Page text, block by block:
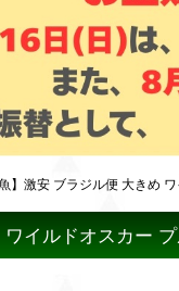
魚】激安 ブラジル便 大きめ
ワイルドオスカー